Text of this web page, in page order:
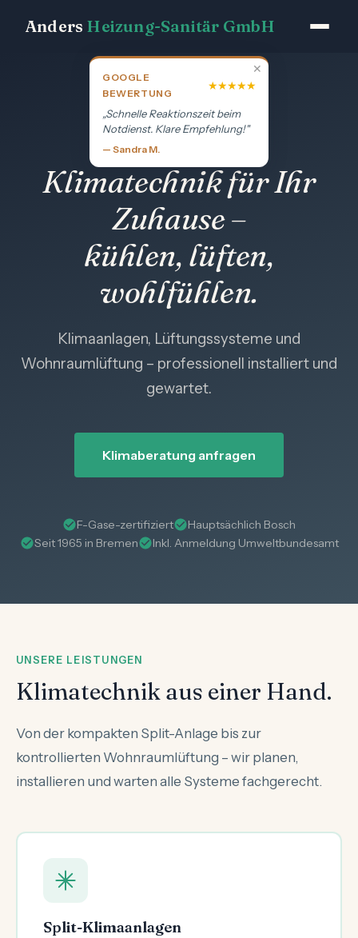
Anders Heizung-Sanitär GmbH
KLIMATECHNIK BREMEN
Klimatechnik für Ihr
Zuhause –
kühlen, lüften,
wohlfühlen.
Klimaanlagen, Lüftungssysteme und
Wohnraumlüftung – professionell installiert und
gewartet.
Klimaberatung anfragen
F-Gase-zertifiziert
Hauptsächlich Bosch
Seit 1965 in Bremen
Inkl. Anmeldung Umweltbundesamt
UNSERE LEISTUNGEN
Klimatechnik aus einer Hand.
Von der kompakten Split-Anlage bis zur
kontrollierten Wohnraumlüftung – wir planen,
installieren und warten alle Systeme fachgerecht.
Split-Klimaanlagen
✕
GOOGLE
BEWERTUNG
★★★★★
„Schnelle Reaktionszeit beim
Notdienst. Klare Empfehlung!"
— Sandra M.